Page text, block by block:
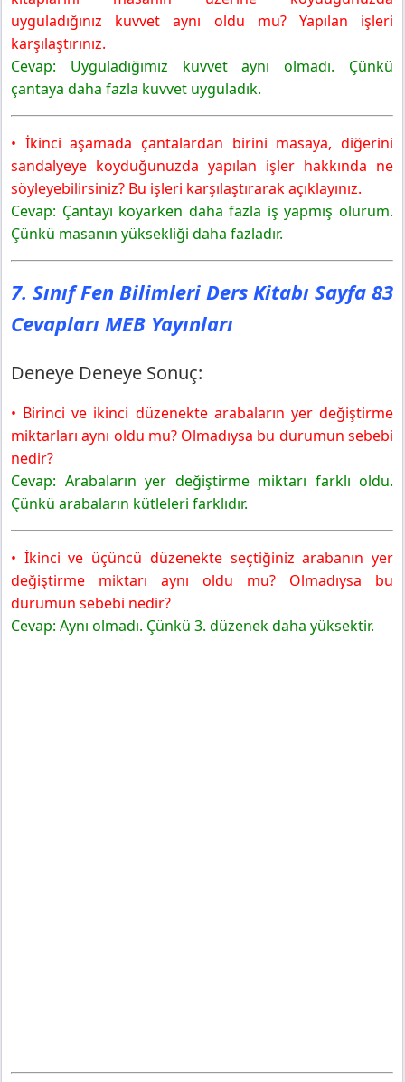
uyguladığınız kuvvet aynı oldu mu? Yapılan işleri
karşılaştırınız.
Cevap: Uyguladığımız kuvvet aynı olmadı. Çünkü
çantaya daha fazla kuvvet uyguladık.
• İkinci aşamada çantalardan birini masaya, diğerini
sandalyeye koyduğunuzda yapılan işler hakkında ne
söyleyebilirsiniz? Bu işleri karşılaştırarak açıklayınız.
Cevap: Çantayı koyarken daha fazla iş yapmış olurum.
Çünkü masanın yüksekliği daha fazladır.
7. Sınıf Fen Bilimleri Ders Kitabı Sayfa 83
Cevapları MEB Yayınları
Deneye Deneye Sonuç:
• Birinci ve ikinci düzenekte arabaların yer değiştirme
miktarları aynı oldu mu? Olmadıysa bu durumun sebebi
nedir?
Cevap: Arabaların yer değiştirme miktarı farklı oldu.
Çünkü arabaların kütleleri farklıdır.
• İkinci ve üçüncü düzenekte seçtiğiniz arabanın yer
değiştirme miktarı aynı oldu mu? Olmadıysa bu
durumun sebebi nedir?
Cevap: Aynı olmadı. Çünkü 3. düzenek daha yüksektir.